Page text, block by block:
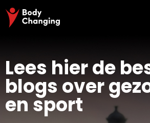
Lees hier de
blogs over
en sport